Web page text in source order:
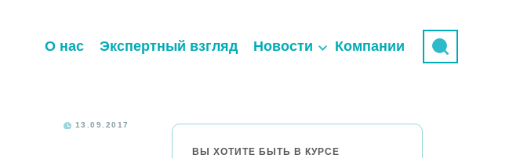
О нас Экспертный взгляд Новости Компании
13.09.2017
ВЫ ХОТИТЕ БЫТЬ В КУРСЕ